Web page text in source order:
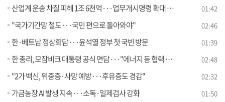
산업계 운송 차질 피해 1조 6천억···업무개시명령 확대 검토 01:42
"국가기간망 철도···국민 편으로 돌아와야" 02:46
한·베트남 정상회담···윤석열 정부 첫 국빈 방문 01:39
한 총리, 모잠비크 대통령 공식 면담···"에너지 등 협력 합의" 02:48
"2가 백신, 위중증·사망 예방···후유증도 경감" 02:32
가금농장 AI 발생 지속···소독·일제검사 강화 01:50